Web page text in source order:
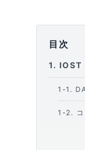
目次
1 IOST
1-1
1-2